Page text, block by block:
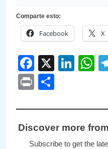
Comparte esto:
Facebook X
Facebook
X
Print
Discover more
Subscribe to get the